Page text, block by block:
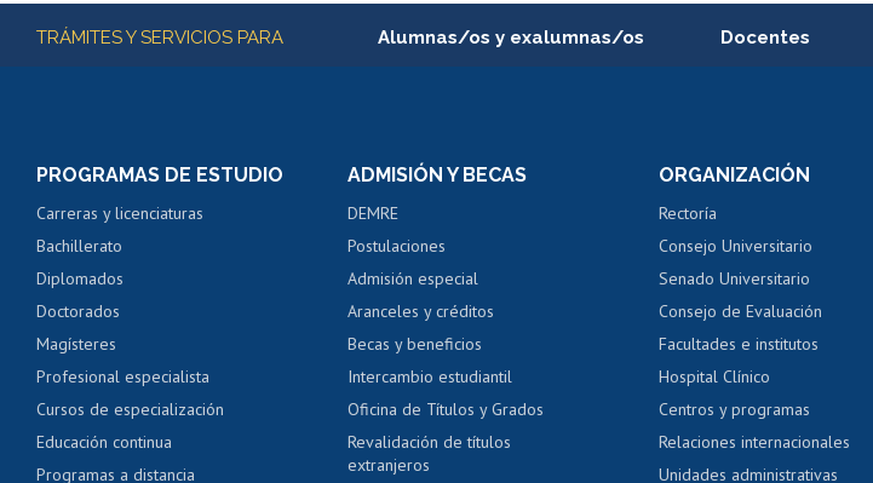
Más información
TRÁMITES Y SERVICIOS PARA Alumnas/os y exalumnas/os
Servicio médico y dental
Pago de arancel y crédito alumnos
Pago de arancel y crédito exalumnos
Certificado de títulos y grados
Docentes
Perfeccionamiento
Evaluación docente
Calificación académica
Postulación al AUCAI
Mi Uchile Ayuda tecnológica Tarjeta TUI
PROGRAMAS DE ESTUDIO
Carreras y licenciaturas
Bachillerato
Diplomados
Doctorados
Magísteres
Profesional especialista
Cursos de especialización
Educación continua
Programas a distancia
ADMISIÓN Y BECAS
DEMRE
Postulaciones
Admisión especial
Aranceles y créditos
Becas y beneficios
Intercambio estudiantil
Oficina de Títulos y Grados
Revalidación de títulos
extranjeros
ORGANIZACIÓN
Rectoría
Consejo Universitario
Senado Universitario
Consejo de Evaluación
Facultades e institutos
Hospital Clínico
Centros y programas
Relaciones internacionales
Unidades administrativas